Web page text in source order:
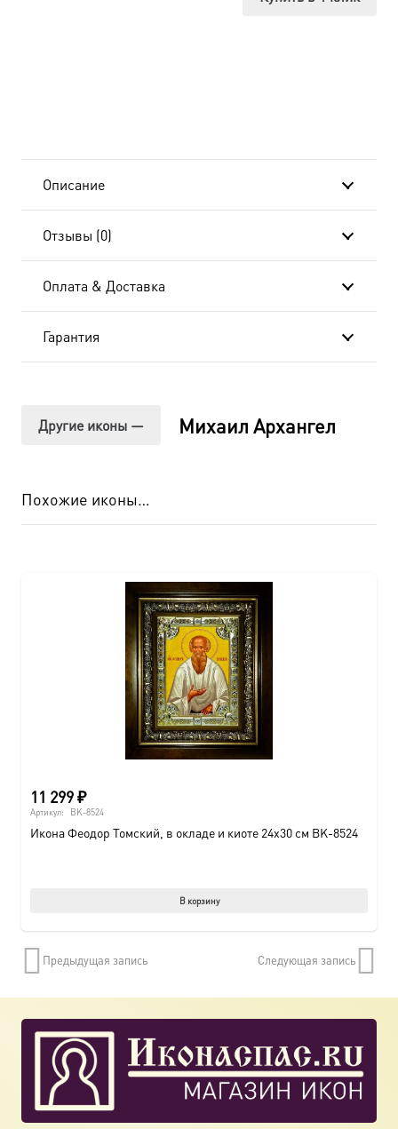
Описание
Отзывы (0)
Оплата & Доставка
Гарантия
Другие иконы — Михаил Архангел
Похожие иконы…
11 299₽
Артикул: BK-8524
Икона Феодор Томский, в окладе и киоте 24х30 см BK-8524
В корзину
Предыдущая запись Следующая запись